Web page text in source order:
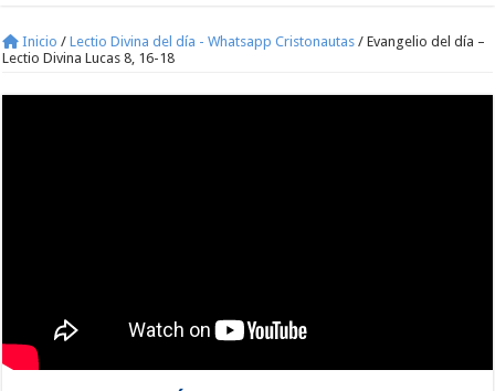
Inicio / Lectio Divina del día - Whatsapp Cristonautas / Evangelio del día –
Lectio Divina Lucas 8, 16-18